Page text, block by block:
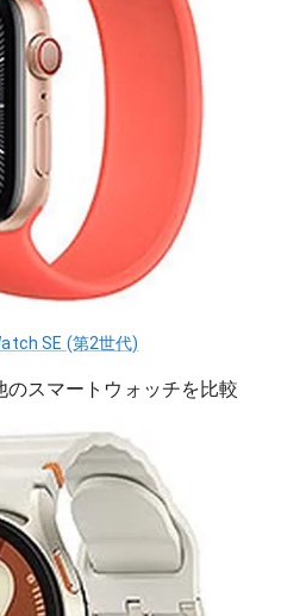
SE (第2世代)
のスマートウォッチを比較